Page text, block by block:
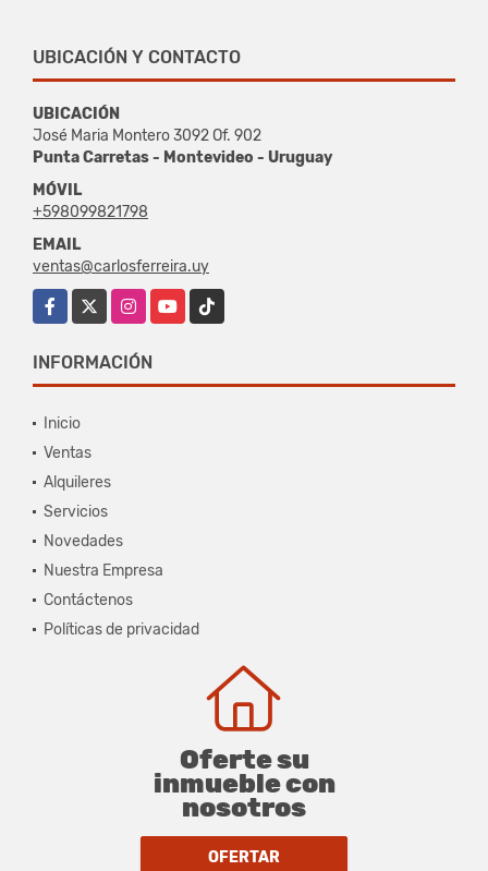
UBICACIÓN Y CONTACTO
UBICACIÓN
José Maria Montero 3092 Of. 902
Punta Carretas - Montevideo - Uruguay
MÓVIL
+598099821798
EMAIL
ventas@carlosferreira.uy
Facebook
InstagramYouTubeTikTok
INFORMACIÓN
Inicio
Ventas
Alquileres
Servicios
Novedades
Nuestra Empresa
Contáctenos
Políticas de privacidad
Oferte su
inmueble con
nosotros
OFERTAR